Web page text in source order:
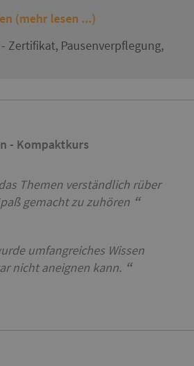
(mehr lesen ...)
Zertifikat, Pausenverpflegung,
- Kompaktkurs
Themen verständlich rüber
gemacht zu zuhören
umfangreiches Wissen
nicht aneignen kann.